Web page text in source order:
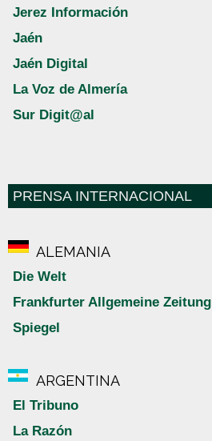
Jerez Información
Jaén
Jaén Digital
La Voz de Almería
Sur Digit@al
PRENSA INTERNACIONAL
ALEMANIA
Die Welt
Frankfurter Allgemeine Zeitung
Spiegel
ARGENTINA
El Tribuno
La Razón